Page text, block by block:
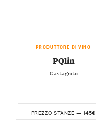
PRODUTTORE DI VINO
PQlin
— Castagnito —
PREZZO STANZE — 145€